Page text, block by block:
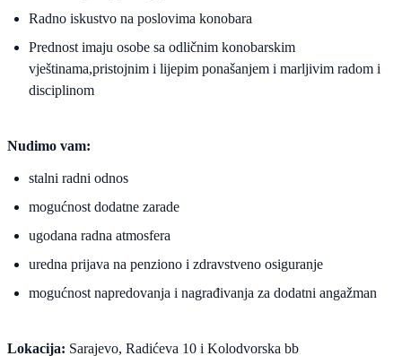
Radno iskustvo na poslovima konobara
Prednost imaju osobe sa odličnim konobarskim
vještinama,pristojnim i lijepim ponašanjem i marljivim radom i
disciplinom
Nudimo vam:
stalni radni odnos
mogućnost dodatne zarade
ugodana radna atmosfera
uredna prijava na penziono i zdravstveno osiguranje
mogućnost napredovanja i nagrađivanja za dodatni angažman
Lokacija: Sarajevo, Radićeva 10 i Kolodvorska bb